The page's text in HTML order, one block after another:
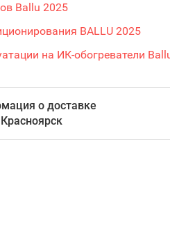
Ballu 2025
BALLU 2025
на ИК-обогреватели
о доставке
Красноярск